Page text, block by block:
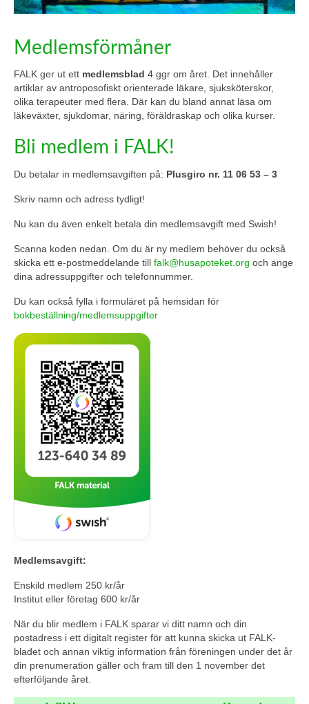
Medlemsförmåner
FALK ger ut ett medlemsblad 4 ggr om året. Det innehåller
artiklar av antroposofiskt orienterade läkare, sjuksköterskor,
olika terapeuter med flera. Där kan du bland annat läsa om
läkeväxter, sjukdomar, näring, föräldraskap och olika kurser.
Bli medlem i FALK!
Du betalar in medlemsavgiften på: Plusgiro nr. 11 06 53 – 3
Skriv namn och adress tydligt!
Nu kan du även enkelt betala din medlemsavgift med Swish!
Scanna koden nedan. Om du är ny medlem behöver du också
skicka ett e-postmeddelande till falk@husapoteket.org och ange
dina adressuppgifter och telefonnummer.
Du kan också fylla i formuläret på hemsidan för
bokbeställning/medlemsuppgifter
Medlemsavgift:
Enskild medlem 250 kr/år
Institut eller företag 600 kr/år
När du blir medlem i FALK sparar vi ditt namn och din
postadress i ett digitalt register för att kunna skicka ut FALK-
bladet och annan viktig information från föreningen under det år
din prenumeration gäller och fram till den 1 november det
efterföljande året.